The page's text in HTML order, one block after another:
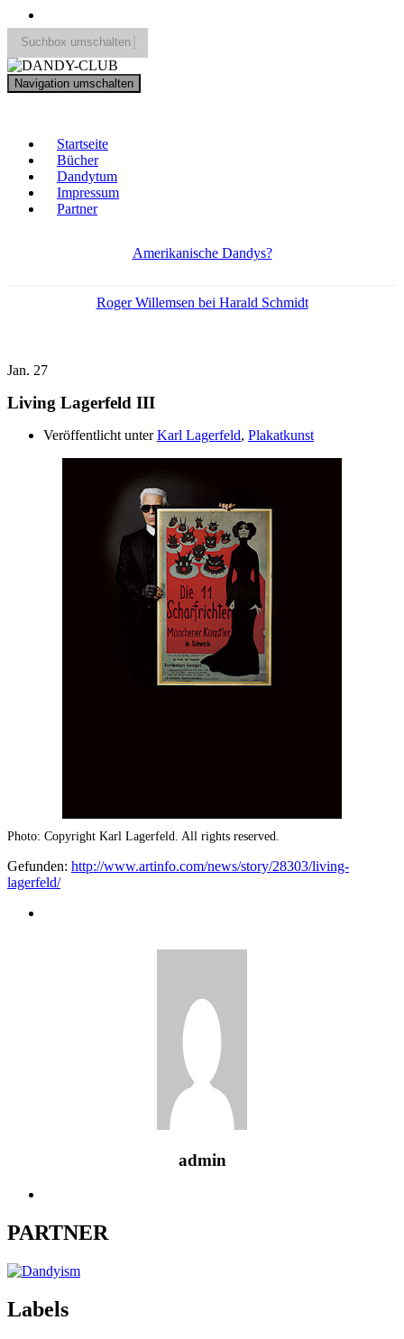
Suchbox umschalten
Search
for:
Navigation umschalten
Startseite
Bücher
Dandytum
Impressum
Partner
Amerikanische Dandys?
Roger Willemsen bei Harald Schmidt
Jan. 27
Living Lagerfeld III
Veröffentlicht unterKarl Lagerfeld, Plakatkunst
Photo: Copyright Karl Lagerfeld. All rights reserved.
Gefunden: http://www.artinfo.com/news/story/28303/living-
lagerfeld/
admin
PARTNER
Labels